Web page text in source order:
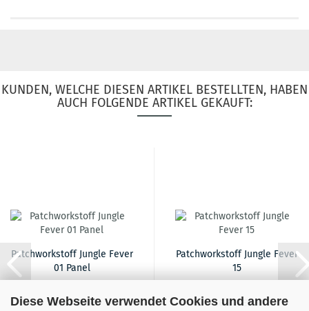
Diese Webseite verwendet Cookies und andere
KUNDEN, WELCHE DIESEN ARTIKEL BESTELLTEN, HABEN
AUCH FOLGENDE ARTIKEL GEKAUFT:
Patchworkstoff Jungle Fever
01 Panel
16,90 EUR
Patchworkstoff Jungle Fever
15
16,90 EUR